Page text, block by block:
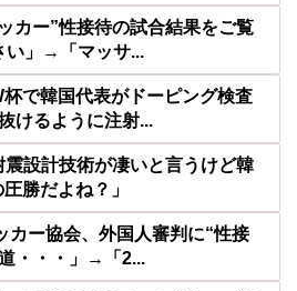
カー”性接待の試合結果をご覧
い」→「マッサ...
で韓国代表がドーピング検査
けるように注射...
設計技術が凄いと言うけど韓
圧勝だよね？」
カー協会、外国人審判に“性接
・・・」→「2...